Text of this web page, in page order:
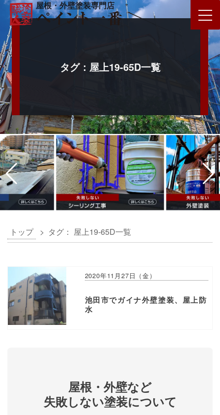
屋根・外壁塗装専門店
タグ：屋上19-65D一覧
トップ > タグ： 屋上19-65D一覧
2020年11月27日（金）
池田市でガイナ外壁塗装、屋上防
水
屋根・外壁など
失敗しない塗装について